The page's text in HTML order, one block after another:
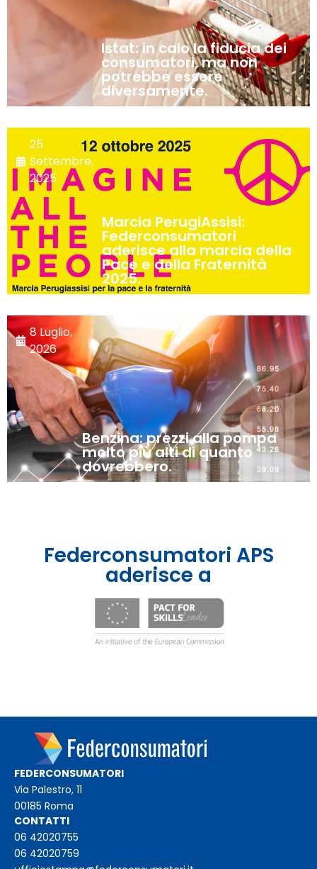
Istat: in calo la fiducia dei
consumatori, ma non
potrebbe essere
diversamente.
25
Settembre,
2025
Marcia PerugiAssisi:
Federconsumatori
aderisce alla marcia della
Pace e della Fraternità
2025.
8 Luglio,
2026
Benzina: prezzi alla pompa
molto più alti di quanto
dovrebbero.
Federconsumatori APS
aderisce a
FEDERCONSUMATORI
Via Palestro, 11
00185 Roma
CONTATTI
06 42020755
06 42020759